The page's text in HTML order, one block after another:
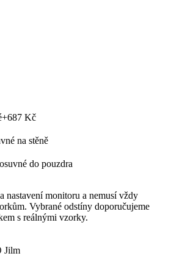
+687 Kč
na stěně
do pouzdra
nastavení monitoru a nemusí vždy
Vybrané odstíny doporučujeme
s reálnými vzorky.
Jilm